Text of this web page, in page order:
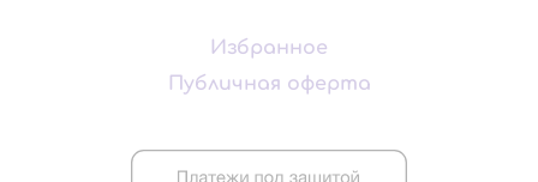
Избранное
Публичная оферта